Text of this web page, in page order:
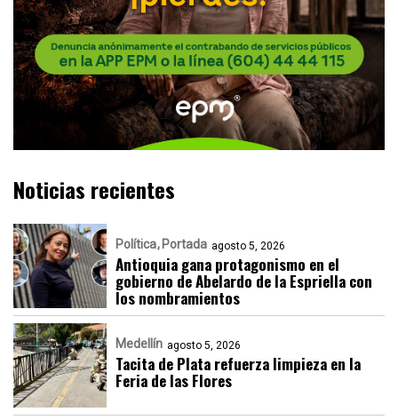
Noticias recientes
Política Portada agosto 5, 2026
Antioquia gana protagonismo en el
gobierno de Abelardo de la Espriella con
los nombramientos
Medellín agosto 5, 2026
Tacita de Plata refuerza limpieza en la
Feria de las Flores